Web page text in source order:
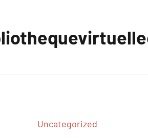
Uncategorized